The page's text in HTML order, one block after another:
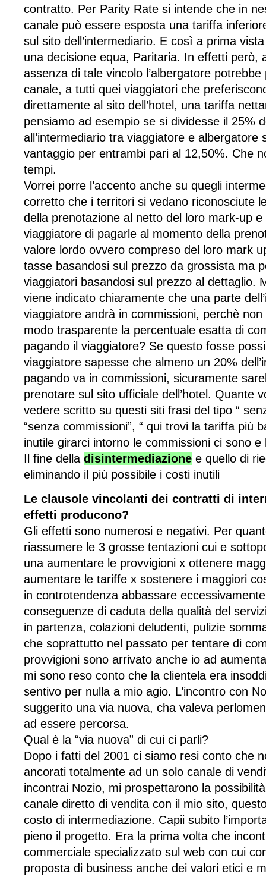
contratto. Per Parity Rate si intende che in
canale può essere esposta una tariffa
sul sito dell’intermediario. E così a prima
una decisione equa, Paritaria. In effetti però,
assenza di tale vincolo l’albergatore
canale, a tutti quei viaggiatori che
direttamente al sito dell’hotel, una tariffa
pensiamo ad esempio se si dividesse il 25%
all’intermediario tra viaggiatore e albergatore
vantaggio per entrambi pari al 12,50%. Che
tempi.
Vorrei porre l’accento anche su quegli
corretto che i territori si vedano riconosciute
della prenotazione al netto del loro mark-up e
viaggiatore di pagarle al momento della
valore lordo ovvero compreso del loro mark
tasse basandosi sul prezzo da grossista ma
viaggiatori basandosi sul prezzo al dettaglio.
viene indicato chiaramente che una parte
viaggiatore andrà in commissioni, perchè
modo trasparente la percentuale esatta di
pagando il viaggiatore? Se questo fosse
viaggiatore sapesse che almeno un 20%
pagando va in commissioni, sicuramente
prenotare sul sito ufficiale dell’hotel. Quante
vedere scritto su questi siti frasi del tipo “
“senza commissioni”, “ qui trovi la tariffa più
inutile girarci intorno le commissioni ci sono
Il fine della disintermediazione e quello di
eliminando il più possibile i costi inutili
Le clausole vincolanti dei contratti di
effetti producono?
Gli effetti sono numerosi e negativi. Per
riassumere le 3 grosse tentazioni cui e
una aumentare le provvigioni x ottenere
aumentare le tariffe x sostenere i maggiori
in controtendenza abbassare
conseguenze di caduta della qualità del
in partenza, colazioni deludenti, pulizie
che soprattutto nel passato per tentare di
provvigioni sono arrivato anche io ad
mi sono reso conto che la clientela era
sentivo per nulla a mio agio. L’incontro con
suggerito una via nuova, cha valeva
ad essere percorsa.
Qual è la “via nuova” di cui ci parli?
Dopo i fatti del 2001 ci siamo resi conto che
ancorati totalmente ad un solo canale di
incontrai Nozio, mi prospettarono la
canale diretto di vendita con il mio sito,
costo di intermediazione. Capii subito
pieno il progetto. Era la prima volta che
commerciale specializzato sul web con cui
proposta di business anche dei valori etici e